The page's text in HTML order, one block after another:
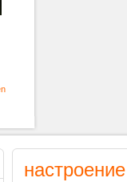
настроение